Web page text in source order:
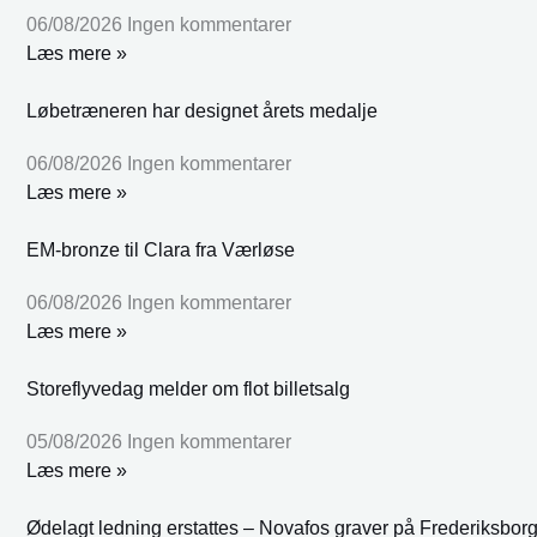
06/08/2026 Ingen kommentarer
Læs mere »
Løbetræneren har designet årets medalje
06/08/2026 Ingen kommentarer
Læs mere »
EM-bronze til Clara fra Værløse
06/08/2026 Ingen kommentarer
Læs mere »
Storeflyvedag melder om flot billetsalg
05/08/2026 Ingen kommentarer
Læs mere »
Ødelagt ledning erstattes – Novafos graver på